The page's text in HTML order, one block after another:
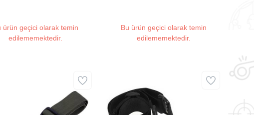
ürün geçici olarak temin
edilememektedir.
Bu ürün geçici olarak temin
edilememektedir.